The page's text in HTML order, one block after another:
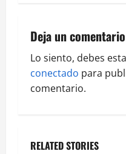
v
i
g
Deja un comentario
Lo siento, debes
conectado para
comentario.
RELATED STORIES